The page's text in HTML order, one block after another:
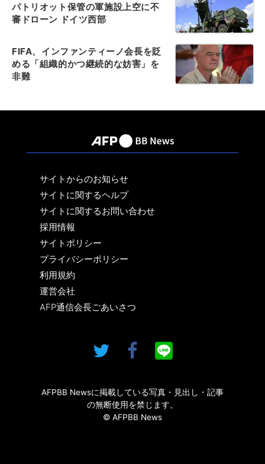
パトリオット保管の軍施設上空に不
審ドローン ドイツ西部
FIFA、インファンティーノ会長を貶
める「組織的かつ継続的な妨害」を
非難
サイトからのお知らせ
サイトに関するヘルプ
サイトに関するお問い合わせ
採用情報
サイトポリシー
プライバシーポリシー
利用規約
運営会社
AFP通信会長ごあいさつ
AFPBB Newsに掲載している写真・見出し・記事
の無断使用を禁じます。
© AFPBB News